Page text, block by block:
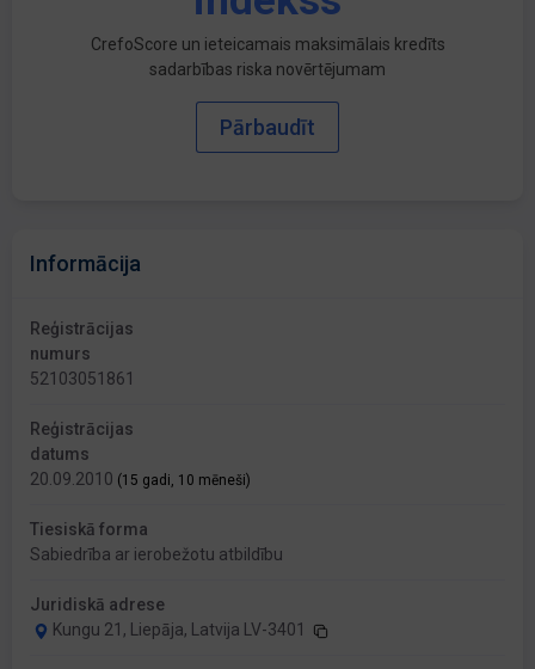
CrefoScore un ieteicamais maksimālais kredīts
sadarbības riska novērtējumam
Pārbaudīt
Informācija
Reģistrācijas
numurs
52103051861
Reģistrācijas
datums
20.09.2010 (15 gadi, 10 mēneši)
Tiesiskā forma
Sabiedrība ar ierobežotu atbildību
Juridiskā adrese
Kungu 21, Liepāja, Latvija LV-3401